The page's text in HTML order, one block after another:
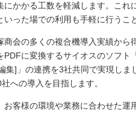
かかる工数を軽減します。これ
った場での利用も手軽に行うこ
会の多くの複合機導入実績から
に変換するサイオスのソフ
集]」の連携を3社共同で実現しま
への導入を目指します。
客様の環境や業務に合わせた